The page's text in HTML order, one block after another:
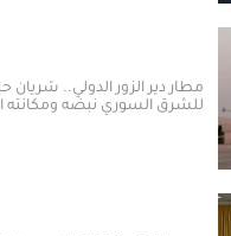
الزور الدولي.. شريان حياة جديد يعيد
نبضه ومكانته الاستراتيجية